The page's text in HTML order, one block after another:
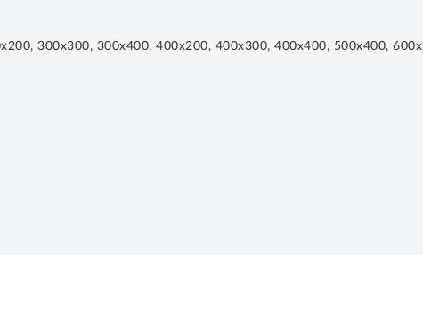
300х300, 300х400, 400х200, 400х300, 400х400, 500х400,